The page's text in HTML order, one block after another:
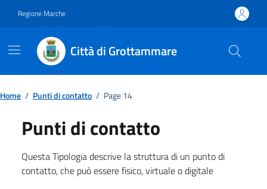
Regione Marche
Città di Grottammare
Home / Punti di contatto / Page 14
Punti di contatto
Questa Tipologia descrive la struttura di un punto di
contatto, che può essere fisico, virtuale o digitale